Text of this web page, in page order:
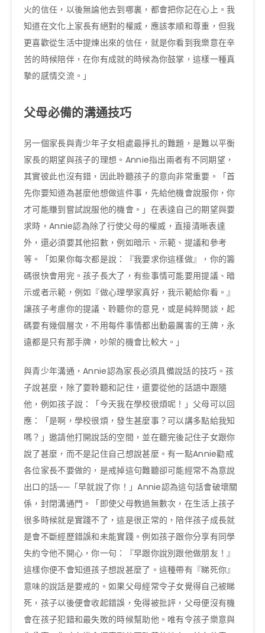
火的信任，以後無論他去到哪裏，都會把你記在心上。我
知道在文化上家長有絕對的權威，應該孝順和尊重，但我
更喜歡從生活中提煉出來的信任，就是你看到我樂意在辛
苦的時候陪伴，在你有成就的時候為你鼓掌，這樣一種真
摯的感情交流。」
父母必備的溝通技巧
另一個家長與青少年子女相處最掙扎的難題，是難以平衡
家長的期望與孩子的理想。Annie指出兩者有不同期望，
其實彼此也沒有錯，因此聆聽孩子的意向非常重要。「首
先你要知道為甚麼他想做這件事，先給他機會說服你，你
才可能賺到嘗試說服他的機會。」在表達自己的期望與要
求時，Annie認為除了行使父母的權威，直接清晰表達
外，還必須要其他招數，例如暗示、示範、提議和參考
等。「如果你每次都是說：『我要求你這樣做』，你的籌
碼很快會用完。孩子長大了，有些事情可能要用提議、暗
示或者示範，例如『做心理學家真好，我示範給你看。』
讓孩子考慮你的提議、聆聽你的意見，或是純粹閒談，起
碼要有幾個層次，不用每件事情都出動最厲害的王牌，永
遠都是只有那手牌，吵架的機會比較大。」
與青少年溝通，Annie認為家長必須具備說話的技巧。孩
子說甚麼，除了要聆聽和記住，還要從他的話語中跟隨
他，例如孩子說：「今天我在學校很煩呢！」父母可以回
應：「是啊，學校很煩，發生甚麼事？可以講多點給我知
嗎？」邀請他打開說話的空間，並在聽完後記住子女跟你
說了甚麼，而不是記住自己想說甚麼。有一點Annie勸戒
各位家長不要做的，是戒掉這句難聽卻可能經常不為意說
出口的話──「早就說了你！」Annie認為這句話會破壞關
係，封閉溝通門。「即使父母教過無數次，在生活上孩子
很多時候就是實踐不了，這是很正常的，陪伴孩子成長就
是會不斷經歷錯誤和未能實踐。例如孩子跟你分享有同學
失約令他不開心，你一句：『早跟你說別跟他做朋友！』
這樣你便不會知道孩子想說甚麼了。這種帶有『睇死你』
意味的說話是要戒的。如果父母經常令子女覺得自己被睇
死，孩子以後便會收起錯誤，免得被批評，父母便沒有機
會在孩子犯錯和最失敗的時候幫助他。唯有令孩子樂意與